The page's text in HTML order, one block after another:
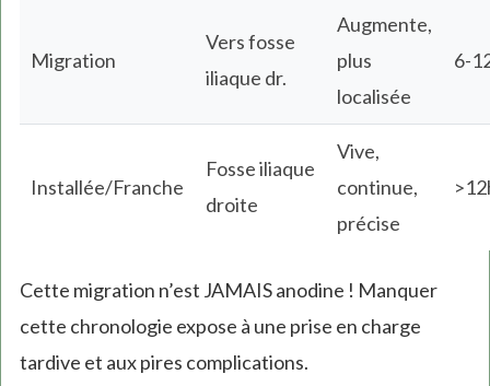
Migration
Vers fosse
iliaque dr.
Augmente,
plus
localisée
6-
Installée/Franche
Fosse iliaque
droite
Vive,
continue,
précise
Cette migration n’est JAMAIS anodine ! Manquer
cette chronologie expose à une prise en charge
tardive et aux pires complications.